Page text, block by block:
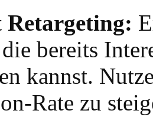
Retargeting:
bereits
kannst.
Rate zu